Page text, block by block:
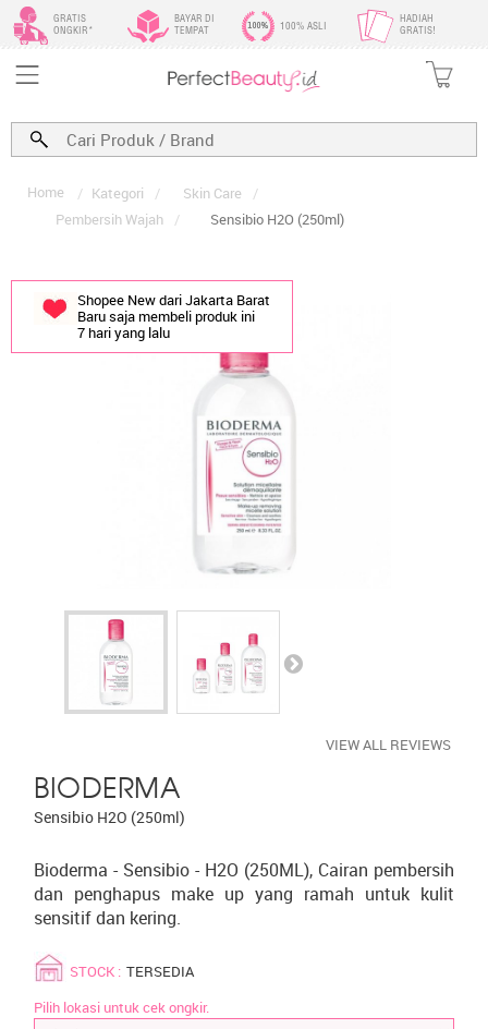
GRATIS
ONGKIR*
BAYAR DI
TEMPAT
100% ASLI
HADIAH
GRATIS!
Home / Kategori / Skin Care
/
Pembersih Wajah
/ Sensibio H2O (250ml)
Shopee New dari Jakarta Barat
Baru saja membeli produk ini
7 hari yang lalu
BIODERMA
Sensibio H2O (250ml)
Bioderma - Sensibio - H2O (250ML), Cairan pembersih
dan penghapus make up yang ramah untuk kulit
sensitif dan kering.
VIEW ALL REVIEWS
STOCK : TERSEDIA
Pilih lokasi untuk cek ongkir.